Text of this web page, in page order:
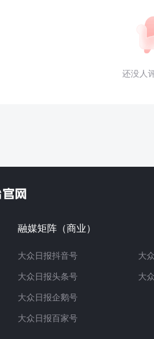
还没人
融媒矩阵（商业）
大众日报抖音号
大众日报头条号
大众日报企鹅号
大众日报百家号
大
大